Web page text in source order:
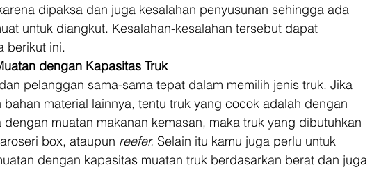
dipaksa dan juga kesalahan penyusunan sehingga ada
untuk diangkut. Kesalahan-kesalahan tersebut dapat
berikut ini.
dengan Kapasitas Truk
pelanggan sama-sama tepat dalam memilih jenis truk. Jika
material lainnya, tentu truk yang cocok adalah dengan
dengan muatan makanan kemasan, maka truk yang dibutuhkan
box, ataupun reefer. Selain itu kamu juga perlu untuk
dengan kapasitas muatan truk berdasarkan berat dan juga